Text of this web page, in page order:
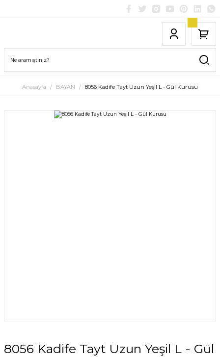
Anasayfa BAYAN 8056 Kadife Tayt Uzun Yeşil L - Gül Kurusu
8056 Kadife Tayt Uzun Yeşil L - Gül